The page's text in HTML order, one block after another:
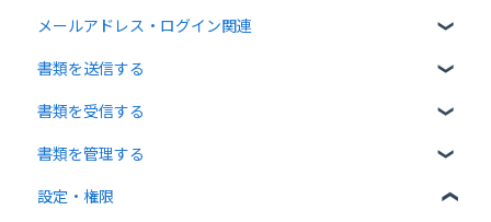
書類について
操作方法について
通知メールについて
無料プラン
有料プラン
無料オプション
有料オプション
連携プラン
メールアドレス・ログイン関連
ログイン関連
書類を送信する
書類のアップロード・編集
宛先設定
一括送信
書類を受信する
受信者ガイド
書類の受信
書類を管理する
書類の確認
設定・権限